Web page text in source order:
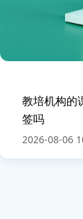
教培机构的
签吗
2026-08-06